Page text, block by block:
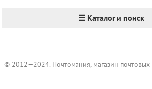
☰ Каталог и поиск
© 2012—2024. Почтомания, магазин почтовых